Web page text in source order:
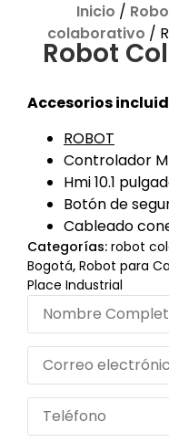
Inicio /
colaborativo /
Robot
Accesorios
ROBOT
Controlador
Hmi 10.1
Botón de
Cableado
Categorías: robot
Bogotá, Robot para
Place Industrial